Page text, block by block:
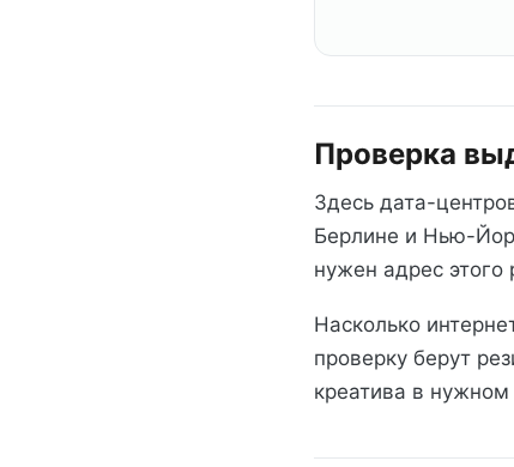
Проверка
Здесь дата-
Берлине и Нью-
нужен адрес
Насколько
проверку берут
креатива в